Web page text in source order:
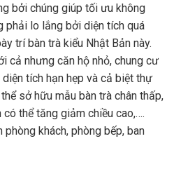
bởi chúng giúp tối ưu không
phải lo lắng bởi diện tích quá
trí bàn trà kiểu Nhật Bản này.
cả nhưng căn hộ nhỏ, chung cư
tích hạn hẹp và cả biệt thự
sở hữu mẫu bàn trà chân thấp,
thể tăng giảm chiều cao,….
khách, phòng bếp, ban